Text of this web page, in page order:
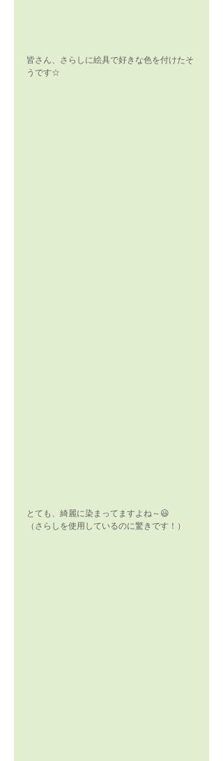
皆さん、さらしに絵具で好きな色を付けたそ
うです☆
とても、綺麗に染まってますよね～😃
（さらしを使用しているのに驚きです！）